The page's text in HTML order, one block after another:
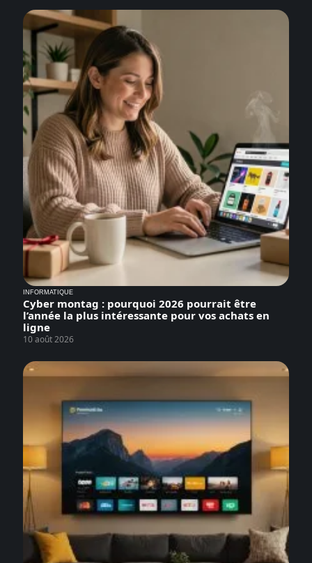
INFORMATIQUE
Cyber montag : pourquoi 2026 pourrait être
l’année la plus intéressante pour vos achats en
ligne
10 août 2026